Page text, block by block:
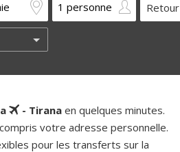
Retour
- Tirana en quelques minutes.
votre adresse personnelle.
pour les transferts sur la